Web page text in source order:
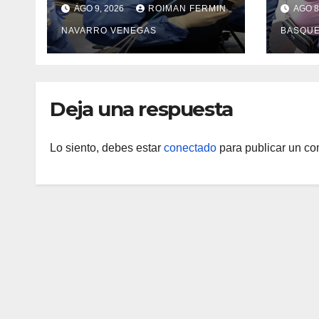
Colangiopancreatograf
ía Retrógrada
Endoscópica para
AGO 9, 2026 ROIMAN FERMIN
NAVARRO VENEGAS
AGO
Deja una respuesta
Lo siento, debes estar conectado para publicar un